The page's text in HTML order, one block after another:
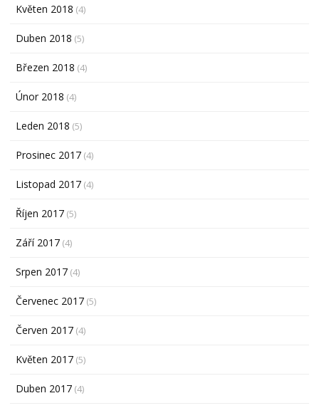
Květen 2018 (4)
Duben 2018 (5)
Březen 2018 (4)
Únor 2018 (4)
Leden 2018 (5)
Prosinec 2017 (4)
Listopad 2017 (4)
Říjen 2017 (5)
Září 2017 (4)
Srpen 2017 (4)
Červenec 2017 (5)
Červen 2017 (4)
Květen 2017 (5)
Duben 2017 (4)